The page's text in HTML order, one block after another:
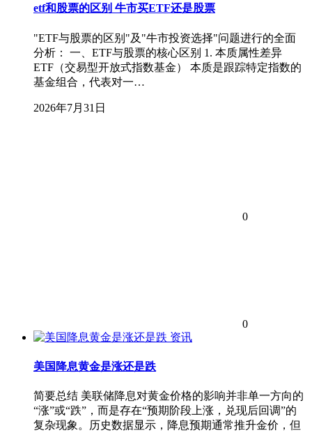
etf和股票的区别 牛市买ETF还是股票
"ETF与股票的区别"及"牛市投资选择"问题进行的全面
分析： 一、ETF与股票的核心区别 1. 本质属性差异
ETF（交易型开放式指数基金） 本质是跟踪特定指数的
基金组合，代表对一…
2026年7月31日
0
0
资讯
美国降息黄金是涨还是跌
简要总结 美联储降息对黄金价格的影响并非单一方向的
“涨”或“跌”，而是存在“​​预期阶段上涨，兑现后回调​​”的
复杂现象。历史数据显示，降息预期通常推升金价，但